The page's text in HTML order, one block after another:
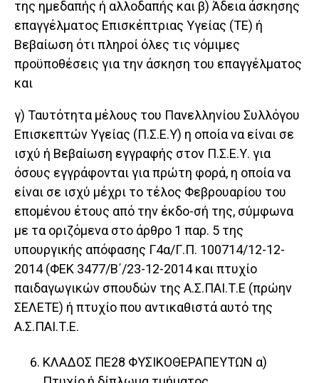
της ημεδαπής ή αλλοδαπής και β) Άδεια άσκησης
επαγγέλματος Επισκέπτριας Υγείας (ΤΕ) ή
Βεβαίωση ότι πληροί όλες τις νόμιμες
προϋποθέσεις για την άσκηση του επαγγέλματος
και
γ) Ταυτότητα μέλους του Πανελληνίου Συλλόγου
Επισκεπτών Υγείας (Π.Σ.Ε.Υ) η οποία να είναι σε
ισχύ ή Βεβαίωση εγγραφής στον Π.Σ.Ε.Υ. για
όσους εγγράφονται για πρώτη φορά, η οποία να
είναι σε ισχύ μέχρι το τέλος Φεβρουαρίου του
επομένου έτους από την έκδο-σή της, σύμφωνα
με τα οριζόμενα στο άρθρο 1 παρ. 5 της
υπουργικής απόφασης Γ4α/Γ.Π. 100714/12-12-
2014 (ΦΕΚ 3477/Β΄/23-12-2014 και πτυχίο
παιδαγωγικών σπουδών της Α.Σ.ΠΑΙ.Τ.Ε (πρώην
ΣΕΛΕΤΕ) ή πτυχίο που αντικαθιστά αυτό της
Α.Σ.ΠΑΙ.Τ.Ε.
ΚΛΑΔΟΣ ΠΕ28 ΦΥΣΙΚΟΘΕΡΑΠΕΥΤΩΝ α)